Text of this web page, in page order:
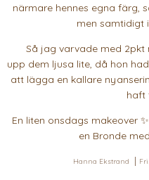
närmare hennes egna färg,
men samtidigt
Så jag varvade med
upp dem ljusa lite, då hon
att lägga en kallare
haft
En liten onsdags makeover
en Bronde
Hanna Ekstrand